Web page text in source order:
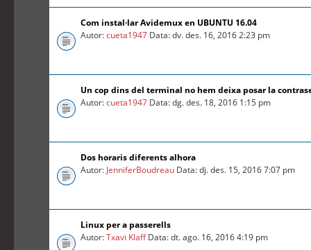
Com instal·lar Avidemux en UBUNTU 16.04
Autor:cueta1947 Data: dv. des. 16, 2016 2:23 pm
Un cop dins del terminal no hem deixa posar la
Autor:cueta1947 Data: dg. des. 18, 2016 1:15 pm
Dos horaris diferents alhora
Autor: JenniferBoudreau Data: dj. des. 15, 2016 7:07 pm
Linux per a passerells
Autor:Txavi KlaffData: dt. ago. 16, 2016 4:19 pm